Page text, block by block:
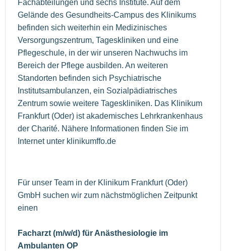
Fachabteilungen und sechs Institute. Auf dem
Gelände des Gesundheits-Campus des Klinikums
befinden sich weiterhin ein Medizinisches
Versorgungszentrum, Tageskliniken und eine
Pflegeschule, in der wir unseren Nachwuchs im
Bereich der Pflege ausbilden. An weiteren
Standorten befinden sich Psychiatrische
Institutsambulanzen, ein Sozialpädiatrisches
Zentrum sowie weitere Tageskliniken. Das Klinikum
Frankfurt (Oder) ist akademisches Lehrkrankenhaus
der Charité. Nähere Informationen finden Sie im
Internet unter klinikumffo.de
Für unser Team in der Klinikum Frankfurt (Oder)
GmbH suchen wir zum nächstmöglichen Zeitpunkt
einen
Facharzt (m/w/d) für Anästhesiologie im
Ambulanten OP